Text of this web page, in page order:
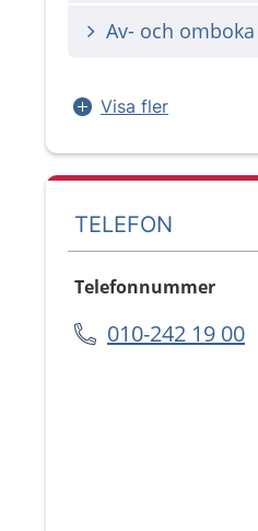
Visa fler
TELEFON
Telefonnummer
010-242 19 00